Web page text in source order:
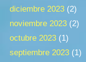
diciembre 2023 (2)
noviembre 2023 (2)
octubre 2023 (1)
septiembre 2023 (1)